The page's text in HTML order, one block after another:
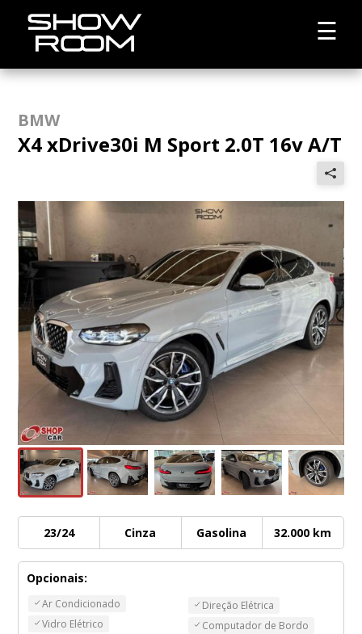
☰
BMW
X4 xDrive30i M Sport 2.0T 16v A/T
23/24 Cinza Gasolina 32.000 km
Opcionais:
Ar Condicionado
Vidro Elétrico
Direção Elétrica
Computador de Bordo